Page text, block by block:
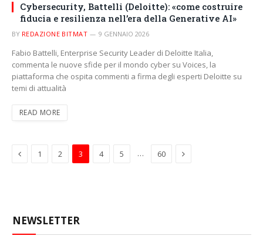
Cybersecurity, Battelli (Deloitte): «come costruire
fiducia e resilienza nell’era della Generative AI»
BY REDAZIONE BITMAT 9 GENNAIO 2026
Fabio Battelli, Enterprise Security Leader di Deloitte Italia,
commenta le nuove sfide per il mondo cyber su Voices, la
piattaforma che ospita commenti a firma degli esperti Deloitte su
temi di attualità
READ MORE
Previous
1 2 3 4 5 … 60 Next
NEWSLETTER